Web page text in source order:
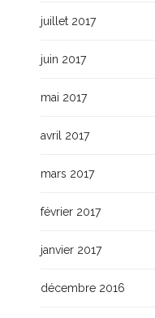
juillet 2017
juin 2017
mai 2017
avril 2017
mars 2017
février 2017
janvier 2017
décembre 2016